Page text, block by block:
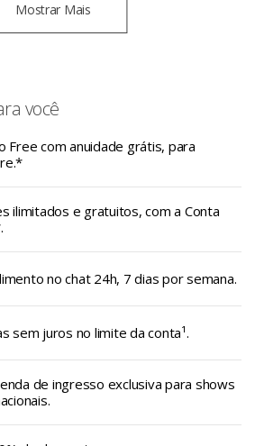
Mostrar Mais
você
Free com anuidade grátis, para
ilimitados e gratuitos, com a Conta
no chat 24h, 7 dias por semana.
sem juros no limite da conta¹.
de ingresso exclusiva para shows